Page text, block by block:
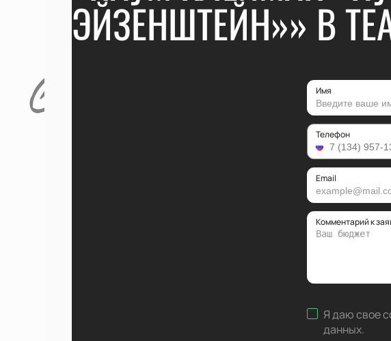
ЭЙЗЕНШТЕЙН»» В
Имя
Телефон
Email
Комментарий к
Я даю свое
данных.